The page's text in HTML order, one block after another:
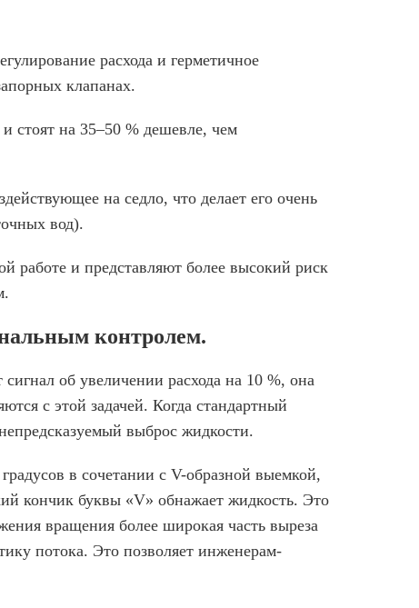
расхода и герметичное
клапанах.
стоят на 35–50 % дешевле, чем
на седло, что делает его очень
вод).
работе и представляют более высокий риск
контролем.
об увеличении расхода на 10 %, она
с этой задачей. Когда стандартный
выброс жидкости.
в сочетании с V-образной выемкой,
кончик буквы «V» обнажает жидкость. Это
вращения более широкая часть выреза
потока. Это позволяет инженерам-